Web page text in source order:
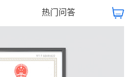
热门问答